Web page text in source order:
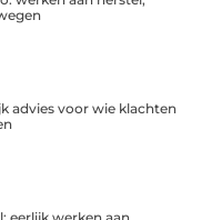
advies voor wie klachten